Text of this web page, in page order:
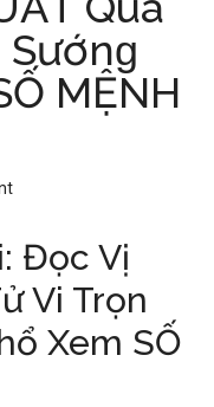
MỆNH
Đọc Vị
Vi Trọn
Xem SỐ